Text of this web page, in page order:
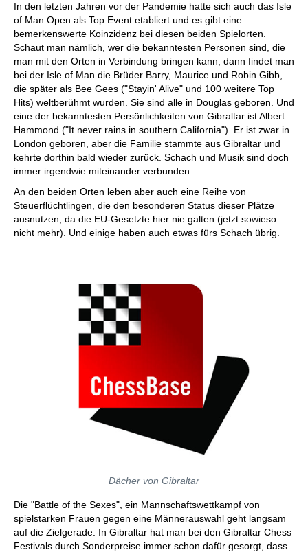
In den letzten Jahren vor der Pandemie hatte sich auch das Isle
of Man Open als Top Event etabliert und es gibt eine
bemerkenswerte Koinzidenz bei diesen beiden Spielorten.
Schaut man nämlich, wer die bekanntesten Personen sind, die
man mit den Orten in Verbindung bringen kann, dann findet man
bei der Isle of Man die Brüder Barry, Maurice und Robin Gibb,
die später als Bee Gees ("Stayin' Alive" und 100 weitere Top
Hits) weltberühmt wurden. Sie sind alle in Douglas geboren. Und
eine der bekanntesten Persönlichkeiten von Gibraltar ist Albert
Hammond ("It never rains in southern California"). Er ist zwar in
London geboren, aber die Familie stammte aus Gibraltar und
kehrte dorthin bald wieder zurück. Schach und Musik sind doch
immer irgendwie miteinander verbunden.
An den beiden Orten leben aber auch eine Reihe von
Steuerflüchtlingen, die den besonderen Status dieser Plätze
ausnutzen, da die EU-Gesetzte hier nie galten (jetzt sowieso
nicht mehr). Und einige haben auch etwas fürs Schach übrig.
Dächer von Gibraltar
Die "Battle of the Sexes", ein Mannschaftswettkampf von
spielstarken Frauen gegen eine Männerauswahl geht langsam
auf die Zielgerade. In Gibraltar hat man bei den Gibraltar Chess
Festivals durch Sonderpreise immer schon dafür gesorgt, dass